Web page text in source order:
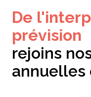
De
prévision
rejoins
annuelles